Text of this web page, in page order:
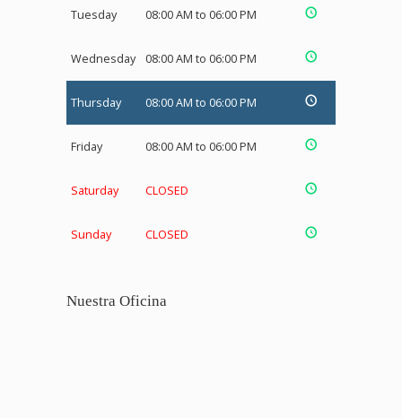
Tuesday 08:00 AM to 06:00 PM
Wednesday 08:00 AM to 06:00 PM
Thursday 08:00 AM to 06:00 PM
Friday 08:00 AM to 06:00 PM
Saturday CLOSED
Sunday CLOSED
Nuestra Oficina